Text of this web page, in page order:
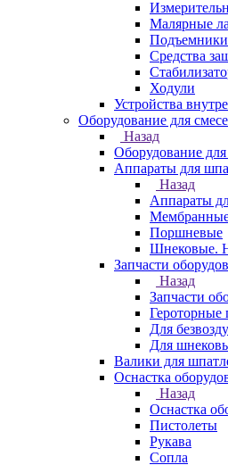
Малярные
Подъемники
Средства
Ходули
Устройства
Оборудование для
Назад
Оборудование для
Аппараты для
Назад
Аппараты
Поршневые
Шнековые.
Запчасти
Назад
Запчасти
Героторные
Для
Для
Валики для
Оснастка
Назад
Оснастка
Пистолеты
Рукава
Сопла